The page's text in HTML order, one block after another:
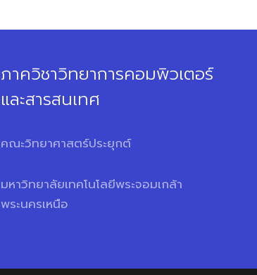
ภาควิชาวิทยาการคอมพิวเตอร์
และสารสนเทศ
คณะวิทยาศาสตร์ประยุกต์
มหาวิทยาลัยเทคโนโลยีพระจอมเกล้า
พระนครเหนือ